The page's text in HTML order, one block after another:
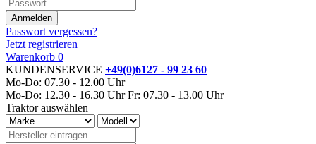
Passwort vergessen?
Jetzt registrieren
Warenkorb 0
KUNDENSERVICE +49(0)6127 - 99 23 60
Mo-Do: 07.30 - 12.00 Uhr
Mo-Do: 12.30 - 16.30 Uhr Fr: 07.30 - 13.00 Uhr
Traktor auswählen